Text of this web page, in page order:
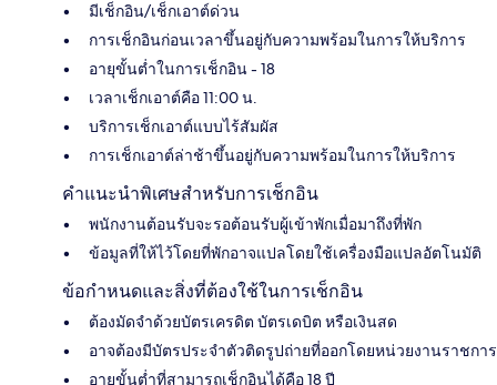
มีเช็กอิน/เช็กเอาต์ด่วน
การเช็กอินก่อนเวลาขึ้นอยู่กับความพร้อมในการให้บริการ
อายุขั้นต่ำในการเช็กอิน - 18
เวลาเช็กเอาต์คือ 11:00 น.
บริการเช็กเอาต์แบบไร้สัมผัส
การเช็กเอาต์ล่าช้าขึ้นอยู่กับความพร้อมในการให้บริการ
คำแนะนำพิเศษสำหรับการเช็กอิน
พนักงานต้อนรับจะรอต้อนรับผู้เข้าพักเมื่อมาถึงที่พัก
ข้อมูลที่ให้ไว้โดยที่พักอาจแปลโดยใช้เครื่องมือแปลอัตโนมัติ
ข้อกำหนดและสิ่งที่ต้องใช้ในการเช็กอิน
ต้องมัดจำด้วยบัตรเครดิต บัตรเดบิต หรือเงินสด
อาจต้องมีบัตรประจำตัวติดรูปถ่ายที่ออกโดยหน่วยงานราชการ
อายุขั้นต่ำที่สามารถเช็กอินได้คือ 18 ปี